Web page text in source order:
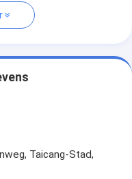
Taicang-Stad,